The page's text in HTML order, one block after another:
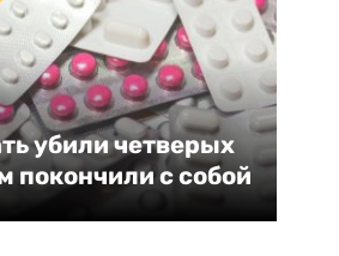
убили четверых
покончили с собой